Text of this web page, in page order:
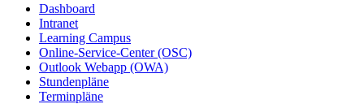
Dashboard
Intranet
Learning Campus
Online-Service-Center (OSC)
Outlook Webapp (OWA)
Stundenpläne
Terminpläne